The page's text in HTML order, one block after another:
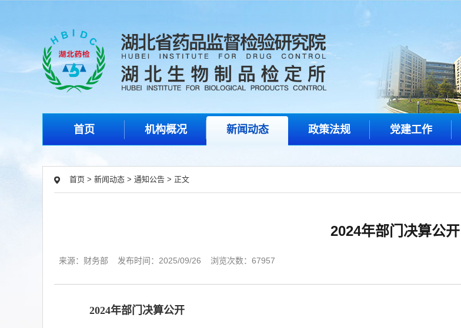
首页 机构概况 新闻动态 政策法规 党建工作
首页 > 新闻动态 > 通知公告 > 正文
2024年部门决算公开
来源：财务部 发布时间：2025/09/26 浏览次数：67957
2024年部门决算公开